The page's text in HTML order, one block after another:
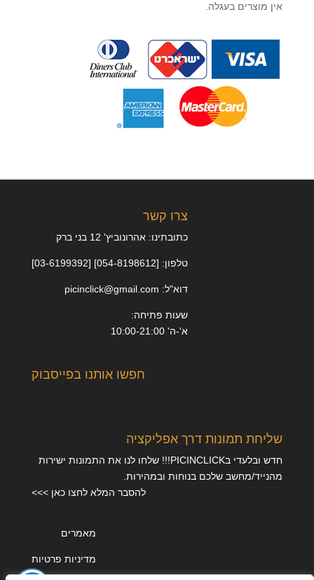
אין מוצרים בעגלה.
צרו קשר
כתובתינו: אהרונוביץ' 12 בני ברק
טלפון: [054-8198612] [03-6199392]
דוא"ל: picinclick@gmail.com
שעות פתיחה:
א'-ה' 10:00-21:00
חפשו אותנו בפייסבוק
שליחת תמונות דרך אפליקציה
חדש ובלעדי בPICINCLICK!!! שלחו לנו את התמונות ישירות
מהנייד/מחשב שלכם בנוחות ובמהירות.
להסבר המלא לחצו כאן >>>
מאמרים
מדיניות פרטיות